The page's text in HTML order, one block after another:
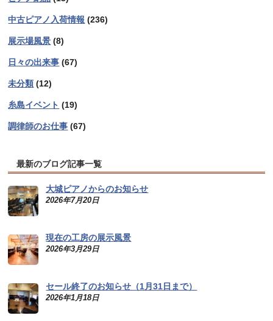
中古ピアノ入荷情報 (236)
展示場風景 (8)
日々の出来事 (67)
未分類 (12)
糸島イベント (19)
調律師のお仕事 (67)
最新のブログ記事一覧
大城ピアノからのお知らせ
2026年7月20日
現在の工房の展示風景
2026年3月29日
セール終了のお知らせ（1月31日まで）
2026年1月18日